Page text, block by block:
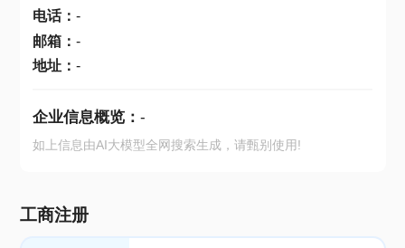
电话： -
邮箱： -
地址： -
企业信息概览： -
如上信息由AI大模型全网搜索生成，请甄别使用!
工商注册